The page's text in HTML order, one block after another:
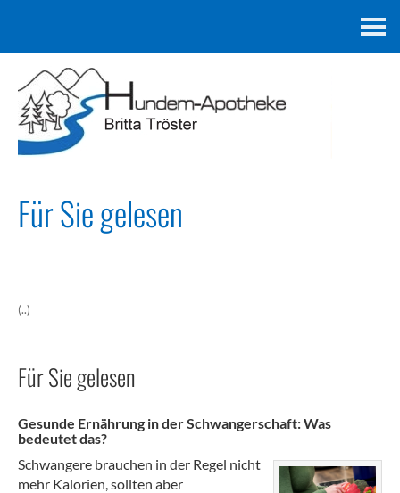
Für Sie gelesen
(..)
Für Sie gelesen
Gesunde Ernährung in der Schwangerschaft: Was
bedeutet das?
Schwangere brauchen in der Regel nicht
mehr Kalorien, sollten aber